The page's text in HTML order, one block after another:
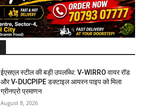
ईएसएल स्टील की बड़ी उपलब्धि: V-WIRRO वायर रॉड
और V-DUCPIPE डक्टाइल आयरन पाइप को मिला
ग्रीनप्रो प्रमाणन
August 8, 2026